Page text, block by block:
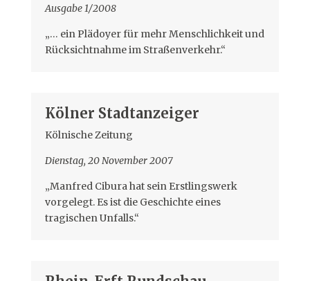
Ausgabe 1/2008
„… ein Plädoyer für mehr Menschlichkeit und
Rücksichtnahme im Straßenverkehr.“
Kölner Stadtanzeiger
Kölnische Zeitung
Dienstag, 20 November 2007
„Manfred Cibura hat sein Erstlingswerk
vorgelegt. Es ist die Geschichte eines
tragischen Unfalls.“